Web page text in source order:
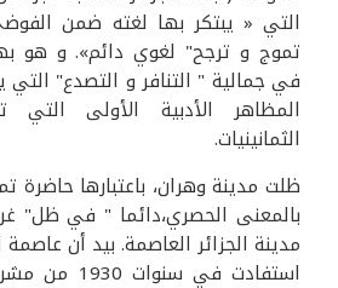
التي « يبتكر بها لغته ضمن
تموج و ترجح" لغوي دائم». و هو
في جمالية " التنافر و التصدع"
المظاهر الأدبية الأولى
الثمانينيات.
ظلت مدينة وهران، باعتبارها حاضرة
بالمعنى الحصري،دائما " في ظل"
مدينة الجزائر العاصمة. بيد أن
استفادت في